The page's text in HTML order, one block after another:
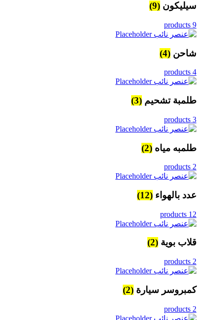
سيليكون (9)
9 products
شاحن (4)
4 products
طلمبة تشحيم (3)
3 products
طلمبه مياه (2)
2 products
عدد بالهواء (12)
12 products
قلاب بوية (2)
2 products
كمبروسر سيارة (2)
2 products